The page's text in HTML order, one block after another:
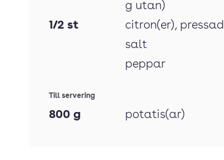
g utan)
1/2 st citron(er), pressad
salt
peppar
Till servering
800 g potatis(ar)